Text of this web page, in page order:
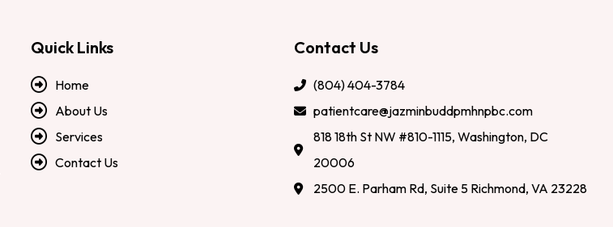
Quick Links
Home
About Us
Services
Contact Us
Contact Us
(804) 404-3784
patientcare@jazminbuddpmhnpbc.com
818 18th St NW #810-1115, Washington, DC
20006
2500 E. Parham Rd, Suite 5 Richmond, VA 23228